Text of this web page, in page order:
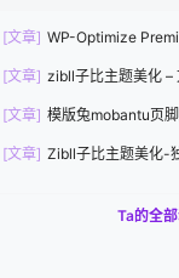
[文章] WP-Optimize
[文章] zibll子比主题美化 –
[文章] 模版兔mobantu页
[文章] Zibll子比主题美化-
Ta的全